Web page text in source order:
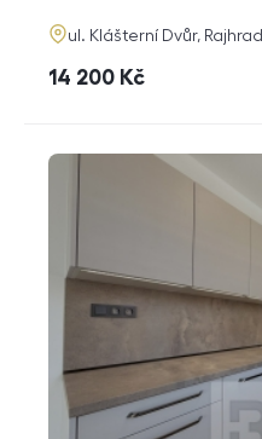
adresa
ul. Klášterní Dvůr, Rajhrad
cena
14 200 Kč